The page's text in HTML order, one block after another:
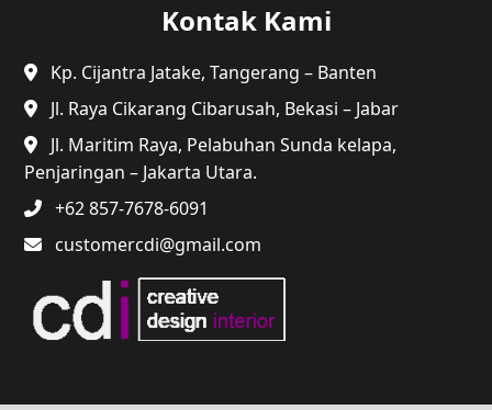
Kontak Kami
Kp. Cijantra Jatake, Tangerang – Banten
Jl. Raya Cikarang Cibarusah, Bekasi – Jabar
Jl. Maritim Raya, Pelabuhan Sunda kelapa,
Penjaringan – Jakarta Utara.
+62 857-7678-6091
customercdi@gmail.com